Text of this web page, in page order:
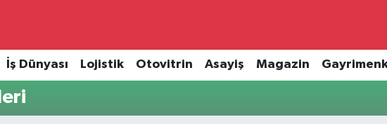
İş Dünyası Lojistik Otovitrin Asayiş Magazin